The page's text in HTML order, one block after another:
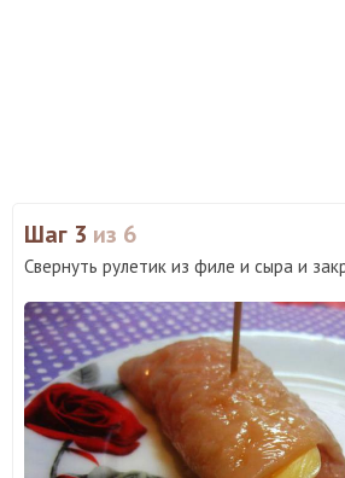
Шаг 3 из 6
Свернуть рулетик из филе и сыра и